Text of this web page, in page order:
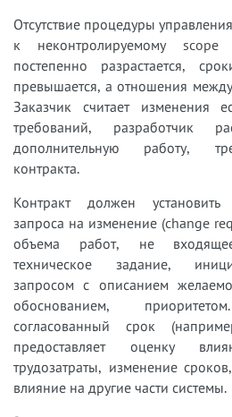
Отсутствие процедуры
к неконтролируемому
постепенно разрастается,
превышается, а отношения
Заказчик считает изменения
требований, разработчик
дополнительную работу,
контракта.
Контракт должен
запроса на изменение (change
объема работ, не
техническое задание,
запросом с описанием
обоснованием,
согласованный срок
предоставляет оценку
трудозатраты, изменение
влияние на другие части системы.